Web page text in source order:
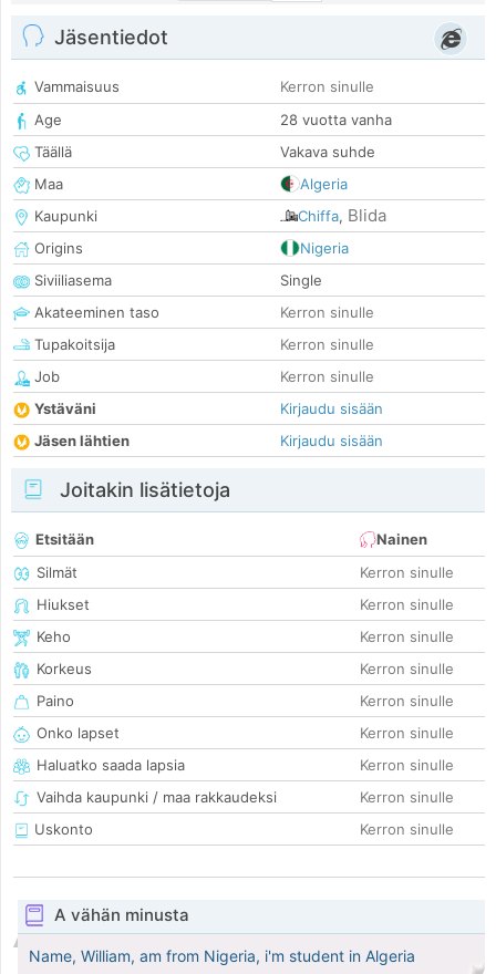
Jäsentiedot
Vammaisuus
Kerron sinulle
Age
28 vuotta vanha
Täällä
Vakava suhde
Maa
Algeria
Kaupunki
Chiffa, Blida
Origins
Nigeria
Siviiliasema
Single
Akateeminen taso
Kerron sinulle
Tupakoitsija
Kerron sinulle
Job
Kerron sinulle
Ystäväni
Kirjaudu sisään
Jäsen lähtien
Kirjaudu sisään
Joitakin lisätietoja
Etsitään
Nainen
Silmät
Kerron sinulle
Hiukset
Kerron sinulle
Keho
Kerron sinulle
Korkeus
Kerron sinulle
Paino
Kerron sinulle
Onko lapset
Kerron sinulle
Haluatko saada lapsia
Kerron sinulle
Vaihda kaupunki / maa rakkaudeksi
Kerron sinulle
Uskonto
Kerron sinulle
A vähän minusta
Name, William, am from Nigeria, i'm student in Algeria